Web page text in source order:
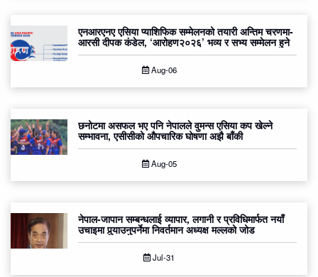
एनआरएनए एसिया प्याशिफिक सम्मेलनको तयारी अन्तिम चरणमा-
आरसी दीपक कंडेल, ‘आरोहण२०२६’ भव्य र सभ्य सम्मेलन हुने
Aug-06
छनोटमा असफल भए पनि नेपालले वुमन्स एसिया कप खेल्ने
सम्भावना, एसीसीको औपचारिक घोषणा अझै बाँकी
Aug-05
नेपाल-जापान सम्बन्धलाई व्यापार, लगानी र प्रविधिमार्फत नयाँ
उचाइमा पुर्‍याउनुपर्नेमा निवर्तमान अध्यक्ष मल्लको जोड
Jul-31